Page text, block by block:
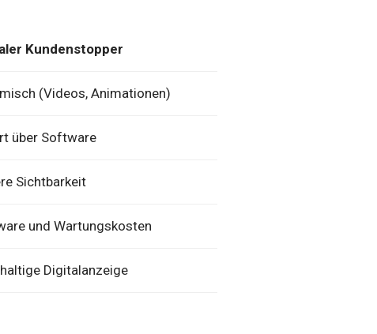
Kundenstopper
(Videos, Animationen)
über Software
Sichtbarkeit
und Wartungskosten
Digitalanzeige